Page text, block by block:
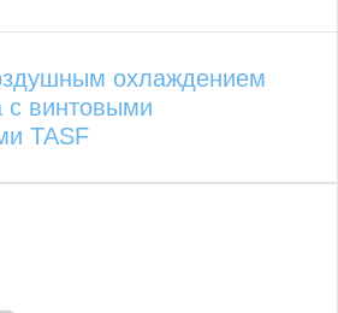
охлаждением
с винтовыми
TASF